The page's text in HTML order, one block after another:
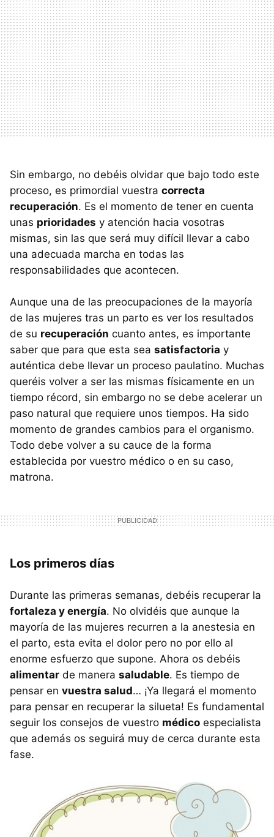
Sin embargo, no debéis olvidar que bajo todo este
proceso, es primordial vuestra correcta
recuperación. Es el momento de tener en cuenta
unas prioridades y atención hacia vosotras
mismas, sin las que será muy difícil llevar a cabo
una adecuada marcha en todas las
responsabilidades que acontecen.
Aunque una de las preocupaciones de la mayoría
de las mujeres tras un parto es ver los resultados
de su recuperación cuanto antes, es importante
saber que para que esta sea satisfactoria y
auténtica debe llevar un proceso paulatino. Muchas
queréis volver a ser las mismas físicamente en un
tiempo récord, sin embargo no se debe acelerar un
paso natural que requiere unos tiempos. Ha sido
momento de grandes cambios para el organismo.
Todo debe volver a su cauce de la forma
establecida por vuestro médico o en su caso,
matrona.
Los primeros días
Durante las primeras semanas, debéis recuperar la
fortaleza y energía. No olvidéis que aunque la
mayoría de las mujeres recurren a la anestesia en
el parto, esta evita el dolor pero no por ello al
enorme esfuerzo que supone. Ahora os debéis
alimentar de manera saludable. Es tiempo de
pensar en vuestra salud… ¡Ya llegará el momento
para pensar en recuperar la silueta! Es fundamental
seguir los consejos de vuestro médico especialista
que además os seguirá muy de cerca durante esta
fase.